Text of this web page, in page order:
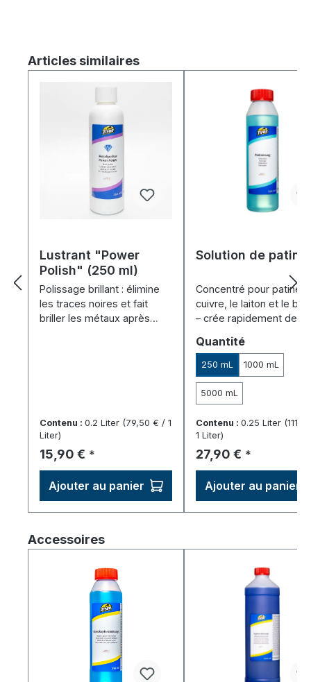
Ignorer la galerie de produits
Articles similaires
Lustrant "Power
Polish" (250 ml)
Polissage brillant : élimine
les traces noires et fait
briller les métaux après
Contenu : 0.2 Liter (79,50 € / 1
Liter)
Prix régulier :
15,90 € *
Ajouter au panier
Solution de
Concentré pour patiner
cuivre, le laiton et le
– crée rapidement des
Sélectionnez
Quantité
250 mL 1000 mL
5000 mL
Contenu :0.25 Liter
1 Liter)
Prix régulier :
27,90 € *
Ajouter au panier
Ignorer la galerie de produits
Accessoires